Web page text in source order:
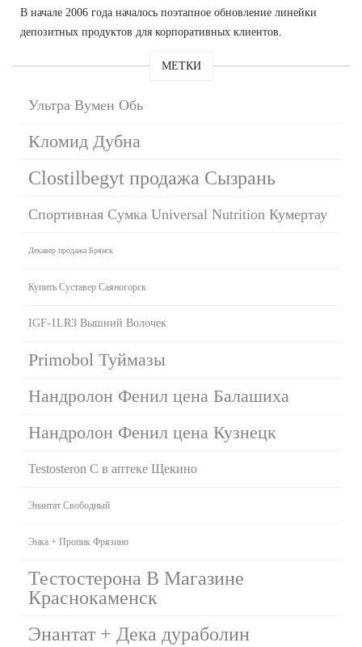
В начале 2006 года началось поэтапное обновление линейки
депозитных продуктов для корпоративных клиентов.
МЕТКИ
Ультра Вумен Обь
Кломид Дубна
Clostilbegyt продажа Сызрань
Спортивная Сумка Universal Nutrition Кумертау
Декавер продажа Брянск
Купить Суставер Саяногорск
IGF-1LR3 Вышний Волочек
Primobol Туймазы
Нандролон Фенил цена Балашиха
Нандролон Фенил цена Кузнецк
Testosteron C в аптеке Щекино
Энантат Свободный
Энка + Пропик Фрязино
Тестостерона В Магазине
Краснокаменск
Энантат + Дека дураболин